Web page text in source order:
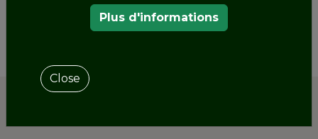
Plus d'informations
Close